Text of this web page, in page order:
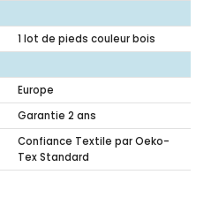
1 lot de pieds couleur bois
Europe
Garantie 2 ans
Confiance Textile par Oeko-
Tex Standard